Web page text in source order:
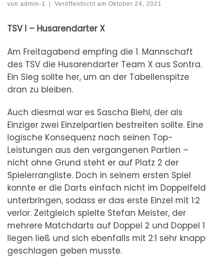
von admin-1 Veröffentlicht am Oktober 24, 2021
TSV I – Husarendarter X
Am Freitagabend empfing die 1. Mannschaft
des TSV die Husarendarter Team X aus Sontra.
Ein Sieg sollte her, um an der Tabellenspitze
dran zu bleiben.
Auch diesmal war es Sascha Biehl, der als
Einziger zwei Einzelpartien bestreiten sollte. Eine
logische Konsequenz nach seinen Top-
Leistungen aus den vergangenen Partien –
nicht ohne Grund steht er auf Platz 2 der
Spielerrangliste. Doch in seinem ersten Spiel
konnte er die Darts einfach nicht im Doppelfeld
unterbringen, sodass er das erste Einzel mit 1:2
verlor. Zeitgleich spielte Stefan Meister, der
mehrere Matchdarts auf Doppel 2 und Doppel 1
liegen ließ und sich ebenfalls mit 2:1 sehr knapp
geschlagen geben musste.